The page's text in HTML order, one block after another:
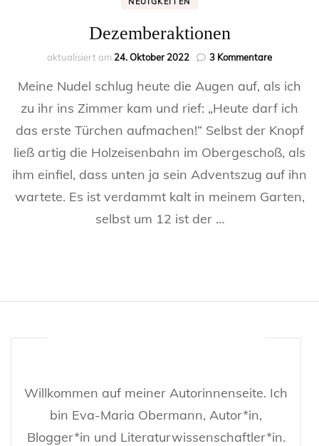
Dezemberaktionen
aktualisiert am 24. Oktober 2022 3 Kommentarezu
Meine Nudel schlug heute die Augen auf, als ich
zu ihr ins Zimmer kam und rief: „Heute darf ich
das erste Türchen aufmachen!“ Selbst der Knopf
ließ artig die Holzeisenbahn im Obergeschoß, als
ihm einfiel, dass unten ja sein Adventszug auf ihn
wartete. Es ist verdammt kalt in meinem Garten,
selbst um 12 ist der …
Willkommen auf meiner Autorinnenseite. Ich
bin Eva-Maria Obermann, Autor*in,
Blogger*in und Literaturwissenschaftler*in.